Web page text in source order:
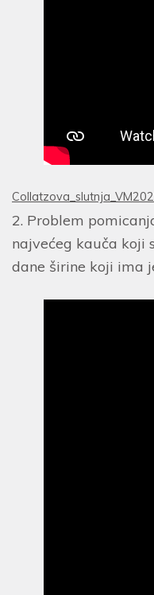
2. Problem
najvećeg kauča koji
dane širine koji ima